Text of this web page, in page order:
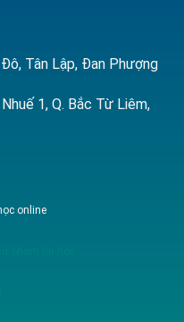
Tân Lập, Đan Phượng
1, Q. Bắc Từ Liêm,
online